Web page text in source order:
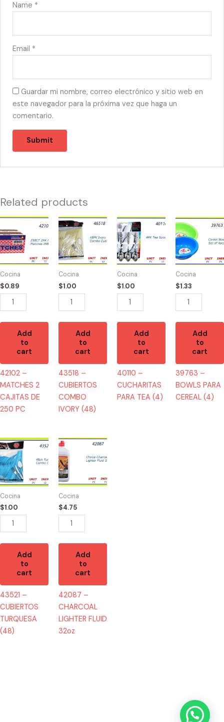
Name *
Email *
Guardar mi nombre, correo electrónico y sitio web en
este navegador para la próxima vez que haga un
comentario.
Related products
Cocina
$0.89
42102
-
MATCHES
CAJITAS
DE
250
Add
to
cart
42102 –
MATCHES 2
CAJITAS DE
250 PC
Cocina
$1.00
43518
-
CUBIERTOS
COMBO
IVORY
(48)
quantity
Add
to
cart
43518 –
CUBIERTOS
COMBO
IVORY (48)
Cocina
$1.00
40110
-
CUCHARITAS
PARA
TEA
(4)
quantity
Add
to
cart
40110 –
CUCHARITAS
PARA TEA (4)
Cocina
$1.33
39763
-
BOWLS
PARA
CEREAL
(4)
quantity
Add
to
cart
39763 –
BOWLS PARA
CEREAL (4)
Cocina
$1.00
43521
-
CUBIERTOS
TURQUESA
(48)
quantity
Add
to
cart
43521 –
CUBIERTOS
TURQUESA
(48)
Cocina
$4.75
42087
-
CHARCOAL
LIGHTER
FLUID
32oz
quantity
Add
to
cart
42087 –
CHARCOAL
LIGHTER FLUID
32oz